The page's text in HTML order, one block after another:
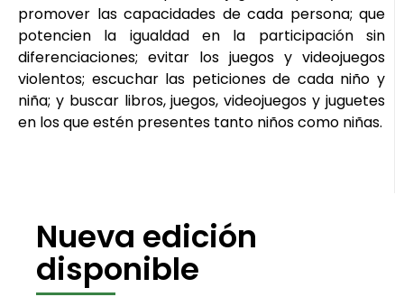
promover las capacidades de cada persona; que
potencien la igualdad en la participación sin
diferenciaciones; evitar los juegos y videojuegos
violentos; escuchar las peticiones de cada niño y
niña; y buscar libros, juegos, videojuegos y juguetes
en los que estén presentes tanto niños como niñas.
Nueva edición
disponible